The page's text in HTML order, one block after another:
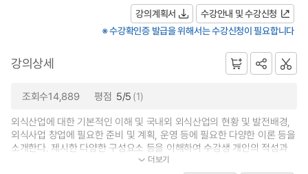
강의계획서
수강안내 및 수강신청
※ 수강확인증 발급을 위해서는 수강신청이 필요합니다
강의상세
조회수14,889 평점 5/5 (1)
외식산업에 대한 기본적인 이해 및 국내외 외식산업의 현황 및 발전배경,
외식사업 창업에 필요한 준비 및 계획, 운영 등에 필요한 다양한 이론 등을
소개한다. 제시한 다양한 구성요소 등을 이해하여 수강생 개인의 적성과
역량, 외식산업 환경에 적절한 분... 더보기